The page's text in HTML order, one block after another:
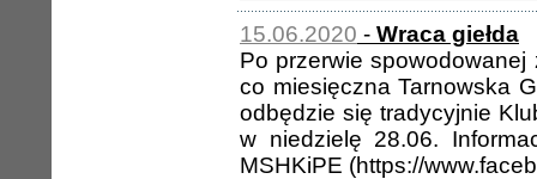
15.06.2020 - Wraca giełda
Po przerwie
co miesięczna Tarnowska
odbędzie się tradycyjnie
w niedzielę 28.06.
MSHKiPE (https://